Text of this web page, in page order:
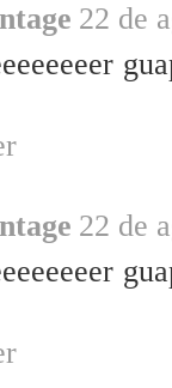
22 de
22 de